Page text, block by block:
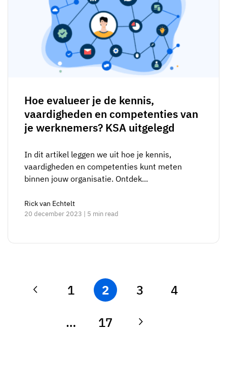
Hoe evalueer je de kennis,
vaardigheden en competenties van
je werknemers? KSA uitgelegd
In dit artikel leggen we uit hoe je kennis,
vaardigheden en competenties kunt meten
binnen jouw organisatie. Ontdek...
Rick van Echtelt
20 december 2023 | 5 min read
1 2 3
4
…
17